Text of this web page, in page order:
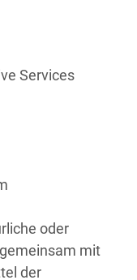
Services
oder
mit
der